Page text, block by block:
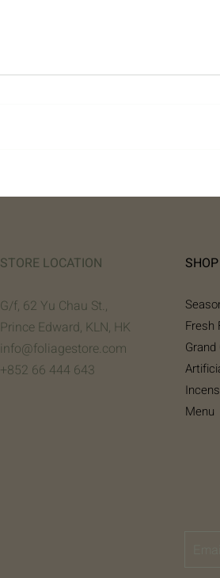
STORE LOCATION
G/f, 62 Yu Chau St.,
Prince Edward, KLN, HK
info@foliagestore.com
+852 66 444 643
SHOP
Fresh
Menu